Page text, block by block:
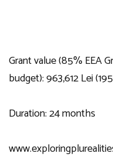
Grant value (85% EEA
budget): 963,612 Lei
Duration: 24 months